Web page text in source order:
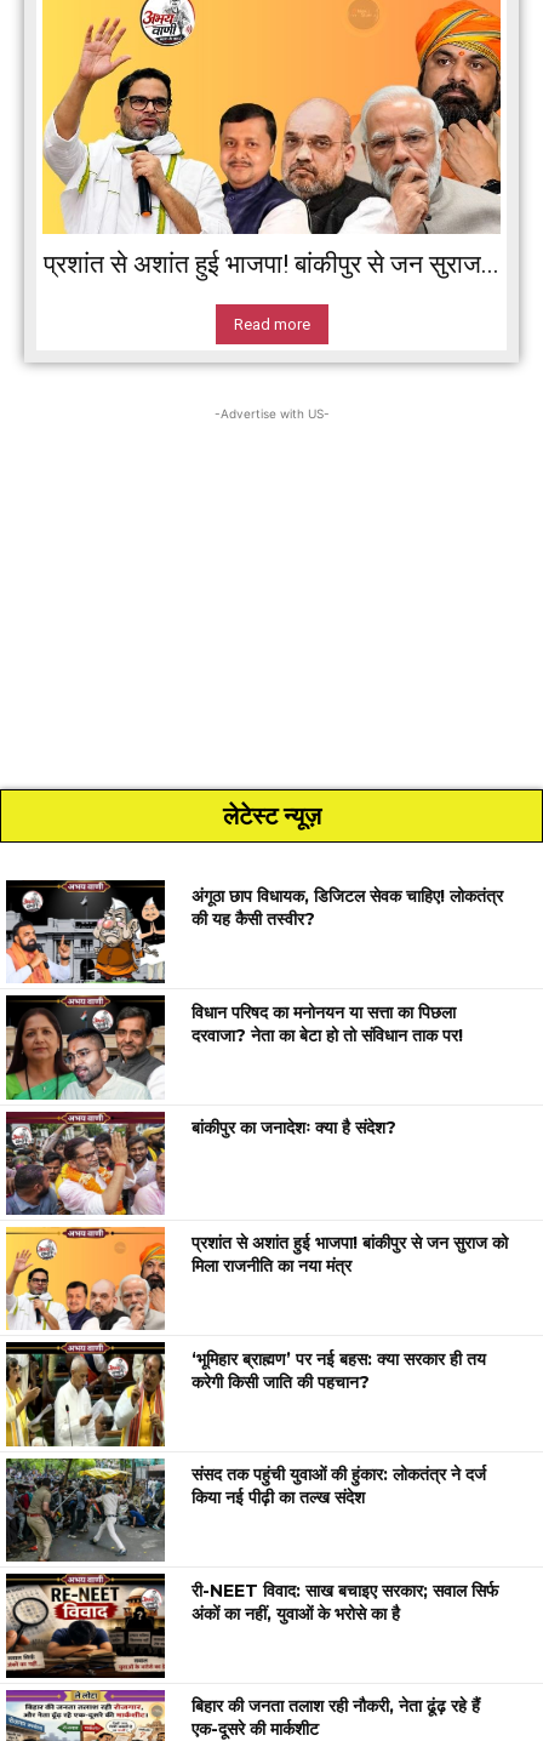
प्रशांत से अशांत हुई भाजपा! बांकीपुर से जन सुराज...
Read more
-Advertise with US-
लेटेस्ट न्यूज़
अंगूठा छाप विधायक, डिजिटल सेवक चाहिए! लोकतंत्र
की यह कैसी तस्वीर?
विधान परिषद का मनोनयन या सत्ता का पिछला
दरवाजा? नेता का बेटा हो तो संविधान ताक पर!
बांकीपुर का जनादेशः क्या है संदेश?
प्रशांत से अशांत हुई भाजपा! बांकीपुर से जन सुराज को
मिला राजनीति का नया मंत्र
‘भूमिहार ब्राह्मण’ पर नई बहस: क्या सरकार ही तय
करेगी किसी जाति की पहचान?
संसद तक पहुंची युवाओं की हुंकार: लोकतंत्र ने दर्ज
किया नई पीढ़ी का तल्ख संदेश
री-NEET विवाद: साख बचाइए सरकार; सवाल सिर्फ
अंकों का नहीं, युवाओं के भरोसे का है
बिहार की जनता तलाश रही नौकरी, नेता ढूंढ़ रहे हैं
एक-दूसरे की मार्कशीट